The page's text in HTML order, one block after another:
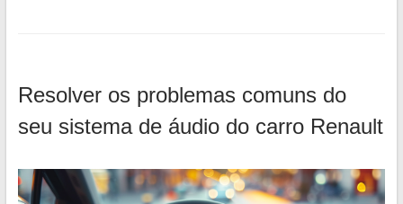
Resolver os problemas comuns do
seu sistema de áudio do carro Renault